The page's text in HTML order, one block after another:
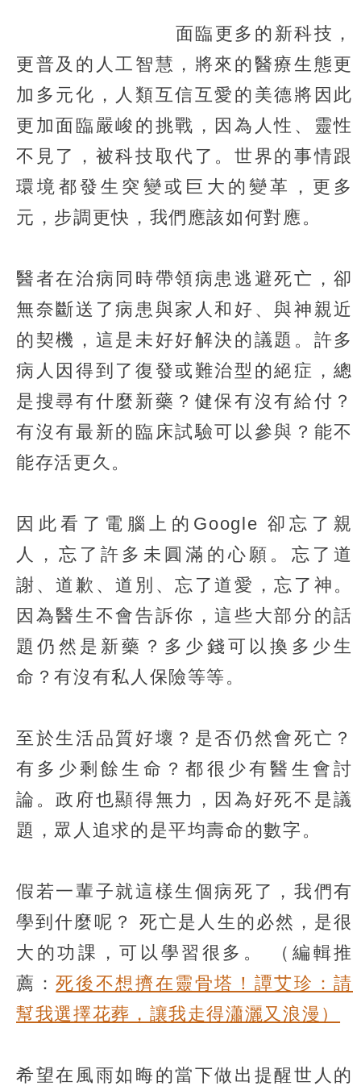
面臨更多的新科技，
更普及的人工智慧，將來的醫療生態更
加多元化，人類互信互愛的美德將因此
更加面臨嚴峻的挑戰，因為人性、靈性
不見了，被科技取代了。世界的事情跟
環境都發生突變或巨大的變革，更多
元，步調更快，我們應該如何對應。
醫者在治病同時帶領病患逃避死亡，卻
無奈斷送了病患與家人和好、與神親近
的契機，這是未好好解決的議題。許多
病人因得到了復發或難治型的絕症，總
是搜尋有什麼新藥？健保有沒有給付？
有沒有最新的臨床試驗可以參與？能不
能存活更久。
因此看了電腦上的Google 卻忘了親
人，忘了許多未圓滿的心願。忘了道
謝、道歉、道別、忘了道愛，忘了神。
因為醫生不會告訴你，這些大部分的話
題仍然是新藥？多少錢可以換多少生
命？有沒有私人保險等等。
至於生活品質好壞？是否仍然會死亡？
有多少剩餘生命？都很少有醫生會討
論。政府也顯得無力，因為好死不是議
題，眾人追求的是平均壽命的數字。
假若一輩子就這樣生個病死了，我們有
學到什麼呢？ 死亡是人生的必然 ，是很
大的功課，可以學習很多。
（編輯推
薦：死後不想擠在靈骨塔！譚艾珍：請
幫我選擇花葬，讓我走得瀟灑又浪漫）
希望在風雨如晦的當下做出提醒世人的